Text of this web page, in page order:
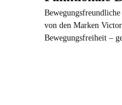
von den Marken
Bewegungsfreiheit –